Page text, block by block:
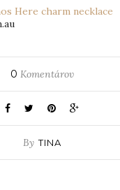
Here charm necklace
0 Komentárov
By TINA